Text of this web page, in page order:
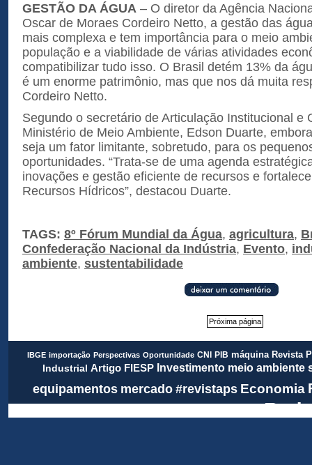
GESTÃO DA ÁGUA – O diretor da Agência
Oscar de Moraes Cordeiro Netto, a gestão das
mais complexa e tem importância para o meio
população e a viabilidade de várias atividades
compatibilizar tudo isso. O Brasil detém 13% da
é um enorme patrimônio, mas que nos dá muita
Cordeiro Netto.
Segundo o secretário de Articulação Institucional e
Ministério de Meio Ambiente, Edson Duarte,
seja um fator limitante, sobretudo, para os
oportunidades. “Trata-se de uma agenda
inovações e gestão eficiente de recursos e
Recursos Hídricos”, destacou Duarte.
TAGS: 8º Fórum Mundial da Água, agricultura,
Confederação Nacional da Indústria, Evento,
ambiente, sustentabilidade
Próxima página
IBGE importação Perspectivas Oportunidade CNI PIB máquina Revista
Industrial Artigo FIESP Investimento meio ambiente
equipamentos mercado #revistaps Economia